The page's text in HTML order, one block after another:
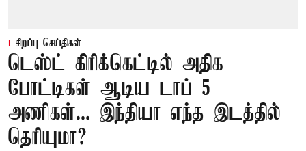
சிறப்பு செய்திகள்
டெஸ்ட் கிரிக்கெட்டில் அதிக
போட்டிகள் ஆடிய டாப் 5
அணிகள்... இந்தியா எந்த இடத்தில்
தெரியுமா?